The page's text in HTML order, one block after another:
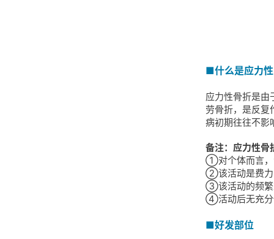
■什么是应力
应力性骨折是由
劳骨折，是反复
病初期往往不影
备注：应力性骨
①对个体而言，
②该活动是费力
③该活动的频繁
④活动后无充分
■好发部位